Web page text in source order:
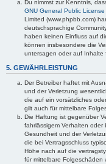
Du nimmst zur Kenntnis,
GNU General Public License
Limited (www.phpbb.com)
deutschsprachige
haben keinen Einfluss auf
können insbesondere die
untersagen oder auf Inhalte
5. GEWÄHRLEISTUNG
Der Betreiber haftet mit
und der Verletzung
die auf ein vorsätzliches
gilt auch für mittelbare
Die Haftung ist gegenüber
fahrlässigem Verhalten
Gesundheit und der
die bei Vertragsschluss
Höhe nach auf die
für mittelbare Folgeschäden